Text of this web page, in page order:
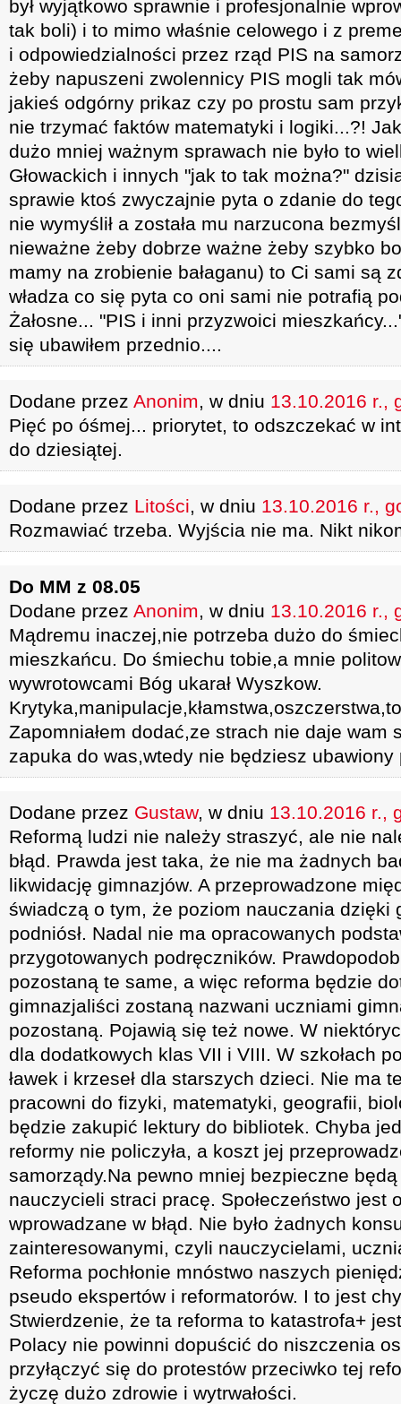
był wyjątkowo sprawnie i profesjonalnie
tak boli) i to mimo właśnie celowego i z
i odpowiedzialności przez rząd PIS na
żeby napuszeni zwolennicy PIS mogli tak
jakieś odgórny prikaz czy po prostu sam
nie trzymać faktów matematyki i logiki...?!
dużo mniej ważnym sprawach nie było to
Głowackich i innych "jak to tak można?"
sprawie ktoś zwyczajnie pyta o zdanie do
nie wymyślił a została mu narzucona
nieważne żeby dobrze ważne żeby szybko
mamy na zrobienie bałaganu) to Ci sami są
władza co się pyta co oni sami nie potrafią
Żałosne... "PIS i inni przyzwoici
się ubawiłem przednio....
Dodane przez Anonim, w dniu 13.10.2016 r.,
Pięć po óśmej... priorytet, to odszczekać w
do dziesiątej.
Dodane przez Litości, w dniu 13.10.2016 r.,
Rozmawiać trzeba. Wyjścia nie ma. Nikt
Do MM z 08.05
Dodane przez Anonim, w dniu 13.10.2016 r.,
Mądremu inaczej,nie potrzeba dużo do
mieszkańcu. Do śmiechu tobie,a mnie
wywrotowcami Bóg ukarał Wyszkow.
Zapomniałem dodać,ze strach nie daje wam
zapuka do was,wtedy nie będziesz ubawiony
Dodane przez Gustaw, w dniu 13.10.2016 r.,
Reformą ludzi nie należy straszyć, ale nie
błąd. Prawda jest taka, że nie ma żadnych
likwidację gimnazjów. A przeprowadzone
świadczą o tym, że poziom nauczania dzięki
podniósł. Nadal nie ma opracowanych
przygotowanych podręczników.
pozostaną te same, a więc reforma będzie
gimnazjaliści zostaną nazwani uczniami
pozostaną. Pojawią się też nowe. W
dla dodatkowych klas VII i VIII. W szkołach
ławek i krzeseł dla starszych dzieci. Nie ma
pracowni do fizyki, matematyki, geografii,
będzie zakupić lektury do bibliotek. Chyba
reformy nie policzyła, a koszt jej
samorządy.Na pewno mniej bezpieczne
nauczycieli straci pracę. Społeczeństwo jest
wprowadzane w błąd. Nie było żadnych
zainteresowanymi, czyli nauczycielami,
Reforma pochłonie mnóstwo naszych
pseudo ekspertów i reformatorów. I to jest
Stwierdzenie, że ta reforma to katastrofa+
Polacy nie powinni dopuścić do niszczenia
przyłączyć się do protestów przeciwko tej
życzę dużo zdrowie i wytrwałości.